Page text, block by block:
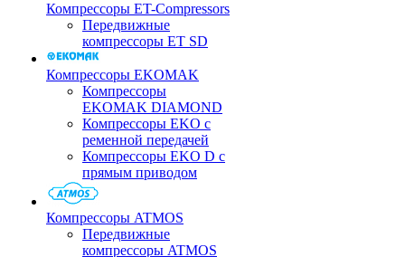
Компрессоры ET-Compressors
Передвижные
компрессоры ET SD
Компрессоры EKOMAK
Компрессоры
EKOMAK DIAMOND
Компрессоры EKO c
ременной передачей
Компрессоры EKO D с
прямым приводом
Компрессоры ATMOS
Передвижные
компрессоры ATMOS